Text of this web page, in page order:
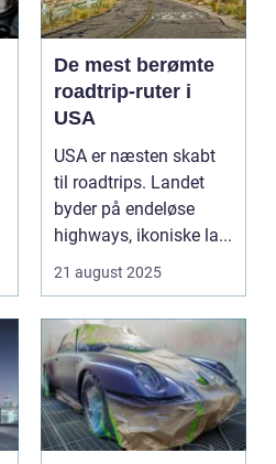
De mest berømte
roadtrip-ruter i
USA
USA er næsten skabt
til roadtrips. Landet
byder på endeløse
highways, ikoniske la...
21 august 2025